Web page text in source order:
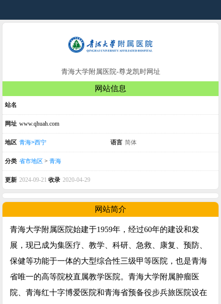
青海大学附属医院-尊龙凯时网址
网站信息
站名
网址 www.qhuah.com
地区 青海>西宁 语言 简体
分类 省市地区 > 青海
更新 2024-09-21 收录 2020-04-29
网站简介
青海大学附属医院始建于1959年，经过60年的建设和发
展，现已成为集医疗、教学、科研、急救、康复、预防、
保健等功能于一体的大型综合性三级甲等医院，也是青海
省唯一的高等院校直属教学医院。青海大学附属肿瘤医
院、青海红十字博爱医院和青海省预备役步兵旅医院设在